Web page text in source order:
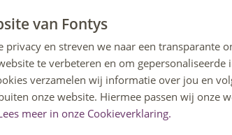
Er zijn op dit moment geen
een vraag? Neem dan contact met
van Fontys
privacy en streven we naar een transparante
te verbeteren en om gepersonaliseerde
verzamelen wij informatie over jou en
onze website. Hiermee passen wij onze
meer in onze Cookieverklaring.